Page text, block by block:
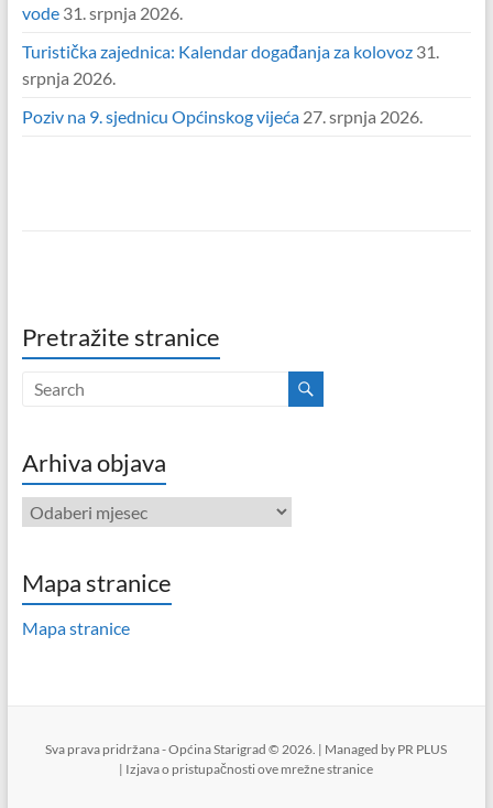
vode 31. srpnja 2026.
Turistička zajednica: Kalendar događanja za kolovoz 31.
srpnja 2026.
Poziv na 9. sjednicu Općinskog vijeća 27. srpnja 2026.
Pretražite stranice
Arhiva objava
Arhiva
objava
Mapa stranice
Mapa stranice
Sva prava pridržana - Općina Starigrad © 2026. | Managed by PR PLUS
| Izjava o pristupačnosti ove mrežne stranice